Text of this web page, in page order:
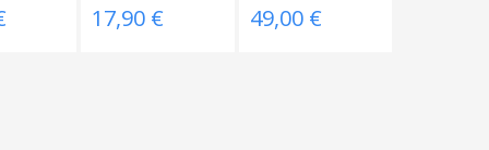
17,90 € 49,00 €